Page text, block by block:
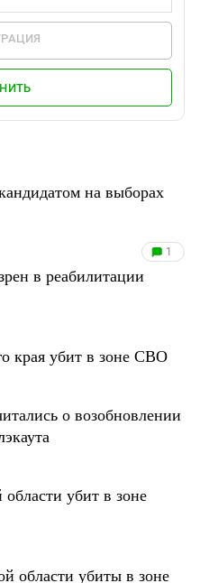
на выборах
1
в реабилитации
края убит в зоне СВО
о возобновлении
убит в зоне
области убиты в зоне